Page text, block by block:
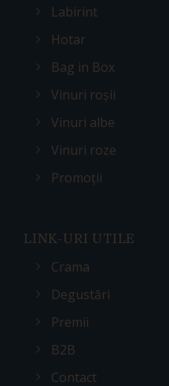
Labirint
Hotar
Bag in Box
Vinuri roșii
Vinuri albe
Vinuri roze
Promoții
LINK-URI UTILE
Crama
Degustări
Premii
B2B
Contact